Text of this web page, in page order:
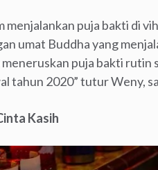
menjalankan puja bakti di
umat Buddha yang
puja bakti
tahun 2020” tutur Weny,
Kasih